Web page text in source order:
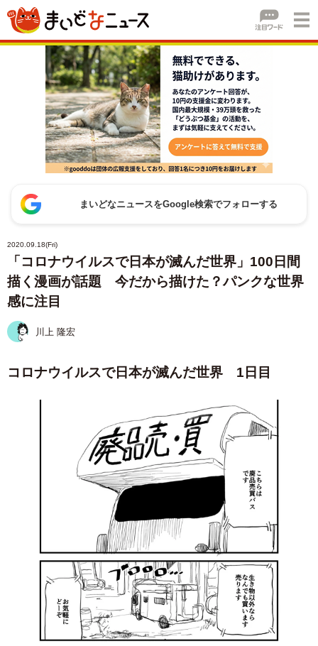
まいどなニュースをGoogle検索でフォローする
2020.09.18(Fri)
「コロナウイルスで日本が滅んだ世界」100日間
描く漫画が話題 今だから描けた？パンクな世界
感に注目
川上 隆宏
コロナウイルスで日本が滅んだ世界 1日目